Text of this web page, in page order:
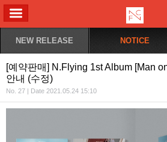
NEW RELEASE NOTICE
[예약판매] N.Flying 1st Album [Man
안내 (수정)
No. 27 | Date 2021.05.24 15:10